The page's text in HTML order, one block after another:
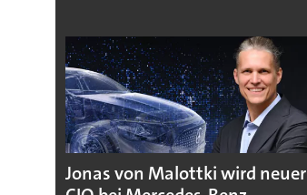
Jonas von Malottki wird neuer